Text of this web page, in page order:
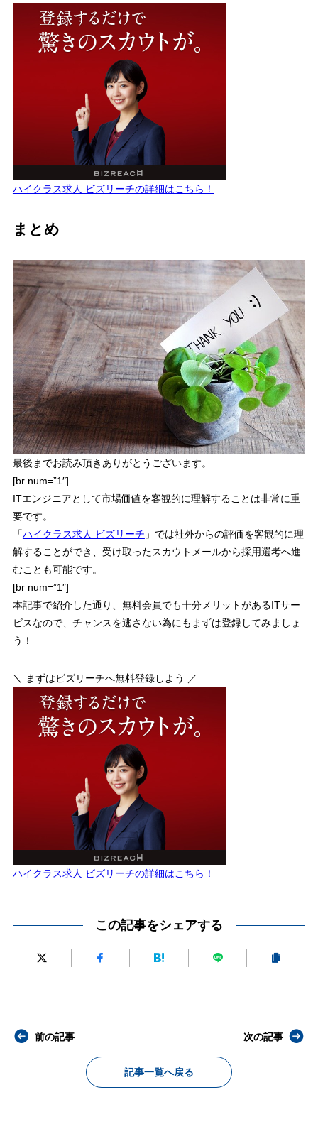
ハイクラス求人 ビズリーチの詳細はこちら！
まとめ
最後までお読み頂きありがとうございます。
[br num=”1″]
ITエンジニアとして市場価値を客観的に理解することは非常に重
要です。
「ハイクラス求人 ビズリーチ 」では社外からの評価を客観的に理
解することができ、受け取ったスカウトメールから採用選考へ進
むことも可能です。
[br num=”1″]
本記事で紹介した通り、無料会員でも十分メリットがあるITサー
ビスなので、チャンスを逃さない為にもまずは登録してみましょ
う！
＼ まずはビズリーチへ無料登録しよう ／
ハイクラス求人 ビズリーチの詳細はこちら！
この記事をシェアする
前の記事
記事一覧へ戻る
次の記事